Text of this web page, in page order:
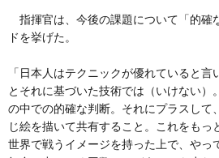
指揮官は、今後の課題について「的確
ドを挙げた。
「日本人はテクニックが優れていると
とそれに基づいた技術では（いけない）
の中での的確な判断。それにプラスして
じ絵を描いて共有すること。これをもっ
世界で戦うイメージを持った上で、やっ